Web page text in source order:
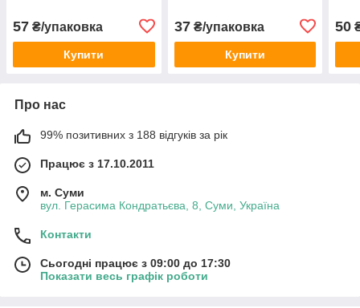
57 ₴/упаковка
Купити
37₴/упаковка
Купити
50
Про нас
99% позитивних з 188 відгуків за рік
Працює з 17.10.2011
м. Суми
вул. Герасима Кондратьєва, 8, Суми, Україна
Контакти
Сьогодні працює з 09:00 до 17:30
Показати весь графік роботи